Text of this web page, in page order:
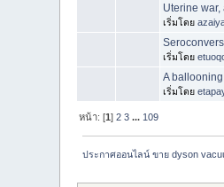
Uterine
เริ่มโดย
เริ่มโดย
A
เริ่มโดย
หน้า: [1]2 3 ... 109
ประกาศออนไลน์ ขาย dyson